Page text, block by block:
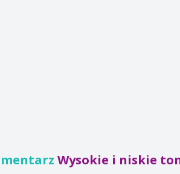
Wysokie i niskie